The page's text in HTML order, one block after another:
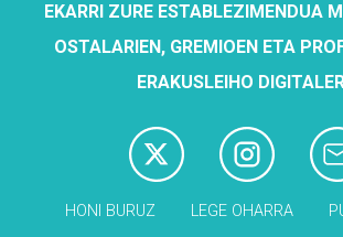
EKARRI ZURE ESTABLEZIMENDUA
OSTALARIEN, GREMIOEN ETA
ERAKUSLEIHO
HONI BURUZ LEGE OHARRA